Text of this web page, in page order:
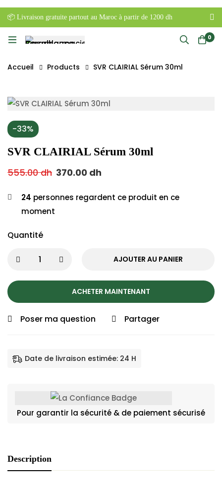
📦 Livraison gratuite partout au Maroc à partir de 1200 dh
0
Accueil Products SVR CLAIRIAL Sérum 30ml
-33%
SVR CLAIRIAL Sérum 30ml
555.00dh 370.00 dh
24 personnes regardent ce produit en ce
moment
Quantité
AJOUTER AU PANIER
ACHETER MAINTENANT
Poser ma question Partager
Date de livraison estimée: 24 H
Pour garantir la sécurité & de paiement sécurisé
Description